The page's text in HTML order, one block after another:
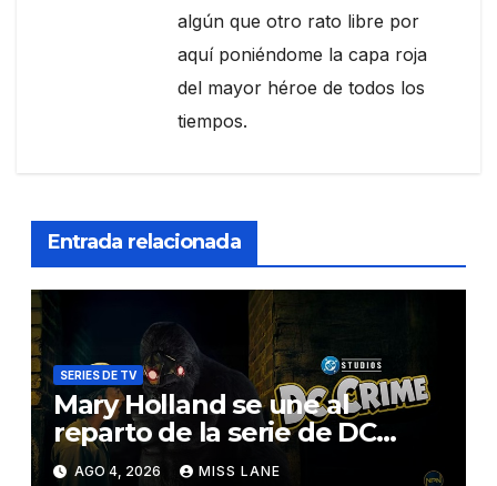
algún que otro rato libre por
aquí poniéndome la capa roja
del mayor héroe de todos los
tiempos.
Entrada relacionada
SERIES DE TV
Mary Holland se une al
reparto de la serie de DC
sobre Jimmy Olsen
AGO 4, 2026 MISS LANE